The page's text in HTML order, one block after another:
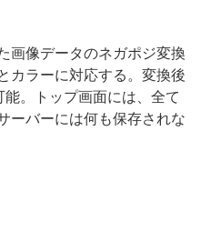
画像データのネガポジ変換
カラーに対応する。変換後
。トップ画面には、全て
ーバーには何も保存されな